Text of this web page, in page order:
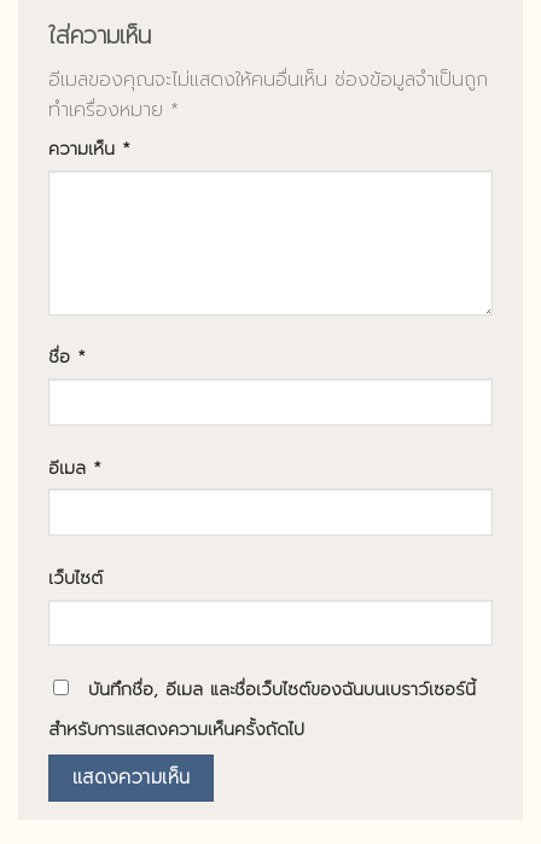
ใส่ความเห็น
อีเมลของคุณจะไม่แสดงให้คนอื่นเห็น ช่องข้อมูลจำเป็นถูก
ทำเครื่องหมาย *
ความเห็น *
ชื่อ *
อีเมล *
เว็บไซต์
บันทึกชื่อ, อีเมล และชื่อเว็บไซต์ของฉันบนเบราว์เซอร์นี้
สำหรับการแสดงความเห็นครั้งถัดไป